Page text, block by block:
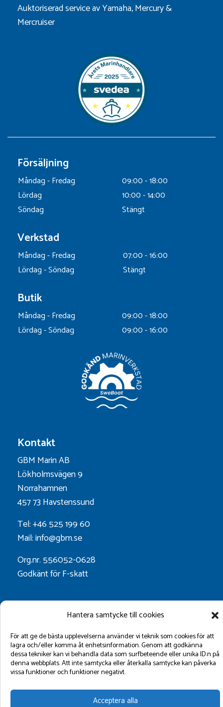
Hantera samtycke till cookies
För att ge de bästa upplevelserna använder vi teknik som cookies för att
lagra och/eller komma åt enhetsinformation. Genom att godkänna
dessa tekniker kan vi behandla data som surfbeteende eller unika ID:n på
denna webbplats. Att inte samtycka eller återkalla samtycke kan påverka
vissa funktioner och funktioner negativt.
Acceptera alla
Auktoriserad service av Yamaha, Mercury &
Mercruiser
Försäljning
Måndag - Fredag
09:00 - 18:00
Lördag
10:00 - 14:00
Söndag
Stängt
Verkstad
Måndag - Fredag
07:00 - 16:00
Lördag - Söndag
Stängt
Butik
Måndag - Fredag
09:00 - 18:00
Lördag - Söndag
09:00 - 16:00
Kontakt
GBM Marin AB
Lökholmsvägen 9
Norrahamnen
457 73 Havstenssund
Tel: +46 525 199 60
Mail: info@gbm.se
Org.nr. 556052-0628
Godkänt för F-skatt
Följ oss på:
©2026 GBM Marin AB.